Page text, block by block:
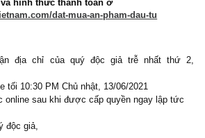
trị 47, ấn phẩm lịch sử The Go-Go Years
hành!
và hình thức thanh toán ở
dat-mua-an-pham-dau-tu
tận địa chỉ của quý độc giả trễ nhất
tối 10:30 PM Chủ nhật, 13/06/2021